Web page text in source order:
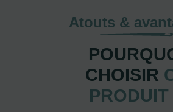
Atouts &
CHOISIR
PRODUIT